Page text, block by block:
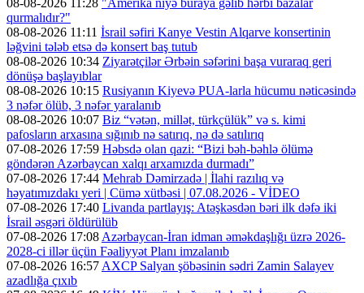
08-08-2026 11:28 "Amerika niyə buraya gəlib hərbi bazalar
qurmalıdır?"
08-08-2026 11:11 İsrail səfiri Kanye Vestin Alqarve konsertinin
ləğvini tələb etsə də konsert baş tutub
08-08-2026 10:34 Ziyarətçilər Ərbəin səfərini başa vuraraq geri
dönüşə başlayıblar
08-08-2026 10:15 Rusiyanın Kiyevə PUA-larla hücumu nəticəsində
3 nəfər ölüb, 3 nəfər yaralanıb
08-08-2026 10:07 Biz “vətən, millət, türkçülük” və s. kimi
pafosların arxasına sığınıb nə satırıq, nə də satılırıq
07-08-2026 17:59 Həbsdə olan qazi: “Bizi bəh-bəhlə ölümə
göndərən Azərbaycan xalqı arxamızda durmadı”
07-08-2026 17:44 Mehrab Dəmirzadə | İlahi razılıq və
həyatımızdakı yeri | Cümə xütbəsi | 07.08.2026 - VİDEO
07-08-2026 17:40 Livanda partlayış: Atəşkəsdən bəri ilk dəfə iki
İsrail əsgəri öldürülüb
07-08-2026 17:08 Azərbaycan-İran idman əməkdaşlığı üzrə 2026-
2028-ci illər üçün Fəaliyyət Planı imzalanıb
07-08-2026 16:57 AXCP Salyan şöbəsinin sədri Zamin Salayev
azadlığa çıxıb